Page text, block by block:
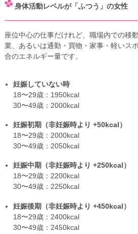
身体活動レベルが「ふつう」の女性
座位中心の仕事だけれど、職場内での移
業、あるいは通勤・買物・家事・軽いス
合のエネルギー量です。
妊娠していない時
18〜29歳：1950kcal
30〜49歳：2000kcal
妊娠初期（非妊娠時より +50kcal）
18〜29歳：2000kcal
30〜49歳：2050kcal
妊娠中期（非妊娠時より +250kcal）
18〜29歳：2200kcal
30〜49歳：2250kcal
妊娠後期（非妊娠時より +450kcal）
18〜29歳：2400kcal
30〜49歳：2450kcal